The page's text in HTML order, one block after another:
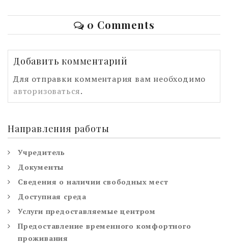
0 Comments
Добавить комментарий
Для отправки комментария вам необходимо
авторизоваться.
Направления работы
Учредитель
Документы
Сведения о наличии свободных мест
Доступная среда
Услуги предоставляемые центром
Предоставление временного комфортного
проживания